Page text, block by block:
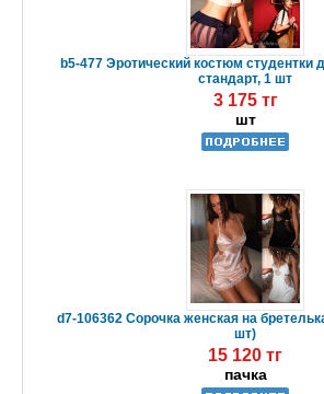
b5-477 Эротический костюм студентки
стандарт, 1 шт
3 175 тг
шт
d7-106362 Сорочка женская на
шт)
15 120 тг
пачка